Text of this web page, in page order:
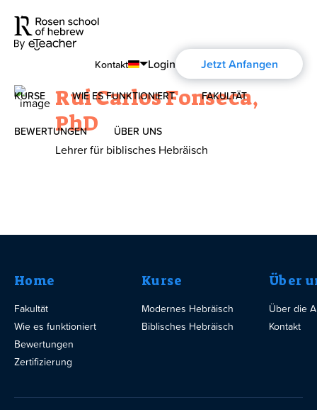
Kontakt
English
Português
Español
Login Jetzt Anfangen
KURSE
Modernes Hebräisch
WIE ES FUNKTIONIERT FAKULTÄT
BEWERTUNGEN ÜBER UNS
Blog
Rui Carlos Fonseca,
PhD
Lehrer für biblisches Hebräisch
Home
Fakultät
Wie es funktioniert
Bewertungen
Zertifizierung
Kurse
Modernes Hebräisch
Biblisches Hebräisch
Über
Über die
Kontakt